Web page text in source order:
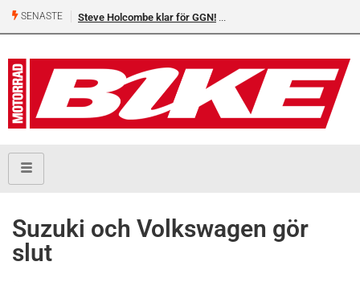
SENASTE Steve Holcombe klar för GGN!
Suzuki och Volkswagen gör
slut